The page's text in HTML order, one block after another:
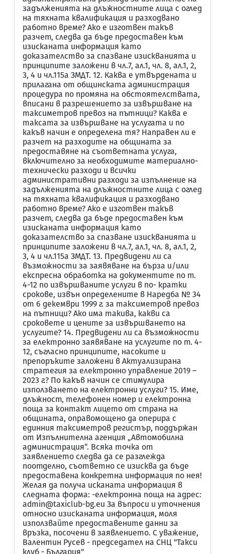
задълженията на длъжностните лица с оглед
на тяхната квалификация и разходвано
работно време? Ако е изготвен такъв
разчет, следва да бъде предоставен към
изисканата информация като
доказателство за спазване изискванията и
принципите заложени в чл.7, ал.1, чл. 8, ал.1, 2,
3, 4 и чл.115а ЗМДТ. 12. Каква е утвърдената и
прилагана от общинската администрация
процедура по промяна на обстоятелствата,
вписани в разрешението за извършване на
таксиметров превоз на пътници? Каква е
таксата за извършване на услугата и по
какъв начин е определена тя? Направен ли е
разчет на разходите на общината за
предоставяне на съответната услуга,
включително за необходимите материално-
технически разходи и всички
административни разходи за изпълнение на
задълженията на длъжностните лица с оглед
на тяхната квалификация и разходвано
работно време? Ако е изготвен такъв
разчет, следва да бъде предоставен към
изисканата информация като
доказателство за спазване изискванията и
принципите заложени в чл.7, ал.1, чл. 8, ал.1, 2,
3, 4 и чл.115а ЗМДТ. 13. Предвидени ли са
възможности за заявяване на бърза и/или
експресна обработка на документите по т.
4-12 по извършваните услуги в по- кратки
срокове, извън определените в Наредба № 34
от 6 декември 1999 г. за таксиметров превоз
на пътници? Ако има такива, какви са
сроковете и цените за извършването на
услугите? 14. Предвидени ли са възможности
за електронно заявяване на услугите по т. 4-
12, съгласно принципите, насоките и
препоръките заложени в Актуализирана
стратегия за електронно управление 2019 –
2023 г.? По какъв начин се стимулира
използването на електронни услуги? 15. Име,
длъжност, телефонен номер и електронна
поща за контакт лицето от страна на
общината, оправомощено да оперира с
единния таксиметров регистър, поддържан
от Изпълнителна агенция „Автомобилна
администрация“. Всяка точка от
заявлението следва да се разглежда
поотделно, съответно се изисква да бъде
предоставена конкретна информация по нея!
Желая да получа исканата информация в
следната форма: -електронна поща на адрес:
admin@taxiclub-bg.eu За въпроси и уточнения
относно изисканата информация, моля
използвайте предоставените данни за
връзка, посочени в заявлението. С уважение,
Валентин Русев - председател на СНЦ "Такси
клуб - България"